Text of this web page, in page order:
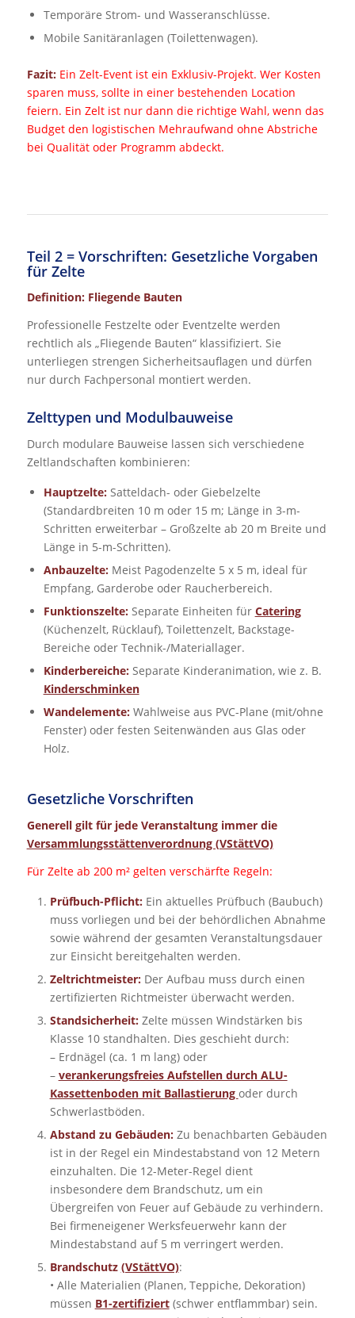
Temporäre Strom- und Wasseranschlüsse.
Mobile Sanitäranlagen (Toilettenwagen).
Fazit: Ein Zelt-Event ist ein Exklusiv-Projekt. Wer Kosten
sparen muss, sollte in einer bestehenden Location
feiern. Ein Zelt ist nur dann die richtige Wahl, wenn das
Budget den logistischen Mehraufwand ohne Abstriche
bei Qualität oder Programm abdeckt.
Teil 2 = Vorschriften: Gesetzliche Vorgaben
für Zelte
Definition: Fliegende Bauten
Professionelle Festzelte oder Eventzelte werden
rechtlich als „Fliegende Bauten“ klassifiziert. Sie
unterliegen strengen Sicherheitsauflagen und dürfen
nur durch Fachpersonal montiert werden.
Zelttypen und Modulbauweise
Durch modulare Bauweise lassen sich verschiedene
Zeltlandschaften kombinieren:
Hauptzelte:Satteldach- oder Giebelzelte
(Standardbreiten 10 m oder 15 m; Länge in 3-m-
Schritten erweiterbar – Großzelte ab 20 m Breite und
Länge in 5-m-Schritten).
Anbauzelte:Meist Pagodenzelte 5 x 5 m, ideal für
Empfang, Garderobe oder Raucherbereich.
Funktionszelte:Separate Einheiten für Catering
(Küchenzelt, Rücklauf), Toilettenzelt, Backstage-
Bereiche oder Technik-/Materiallager.
Kinderbereiche:Separate Kinderanimation, wie z. B.
Kinderschminken
Wandelemente:Wahlweise aus PVC-Plane (mit/ohne
Fenster) oder festen Seitenwänden aus Glas oder
Holz.
Gesetzliche Vorschriften
Generell gilt für jede Veranstaltung immer die
Versammlungsstättenverordnung (VStättVO)
Für Zelte ab 200 m² gelten verschärfte Regeln:
Prüfbuch-Pflicht:Ein aktuelles Prüfbuch (Baubuch)
muss vorliegen und bei der behördlichen Abnahme
sowie während der gesamten Veranstaltungsdauer
zur Einsicht bereitgehalten werden.
Zeltrichtmeister:Der Aufbau muss durch einen
zertifizierten Richtmeister überwacht werden.
Standsicherheit:Zelte müssen Windstärken bis
Klasse 10 standhalten. Dies geschieht durch:
– Erdnägel (ca. 1 m lang) oder
– verankerungsfreies Aufstellen durch ALU-
Kassettenboden mit Ballastierung oder durch
Schwerlastböden.
Abstand zu Gebäuden:Zu benachbarten Gebäuden
ist in der Regel ein Mindestabstand von 12 Metern
einzuhalten. Die 12-Meter-Regel dient
insbesondere dem Brandschutz, um ein
Übergreifen von Feuer auf Gebäude zu verhindern.
Bei firmeneigener Werksfeuerwehr kann der
Mindestabstand auf 5 m verringert werden.
Brandschutz (VStättVO):
• Alle Materialien (Planen, Teppiche, Dekoration)
müssen B1-zertifiziert(schwer entflammbar) sein.